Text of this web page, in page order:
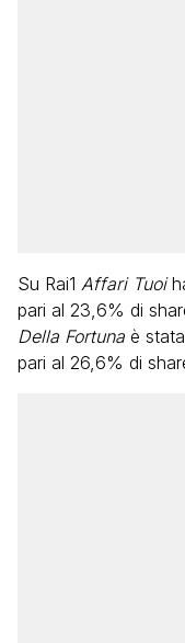
Su Rai1 Affari Tuoi
pari al 23,6% di
Della Fortuna è
pari al 26,6% di